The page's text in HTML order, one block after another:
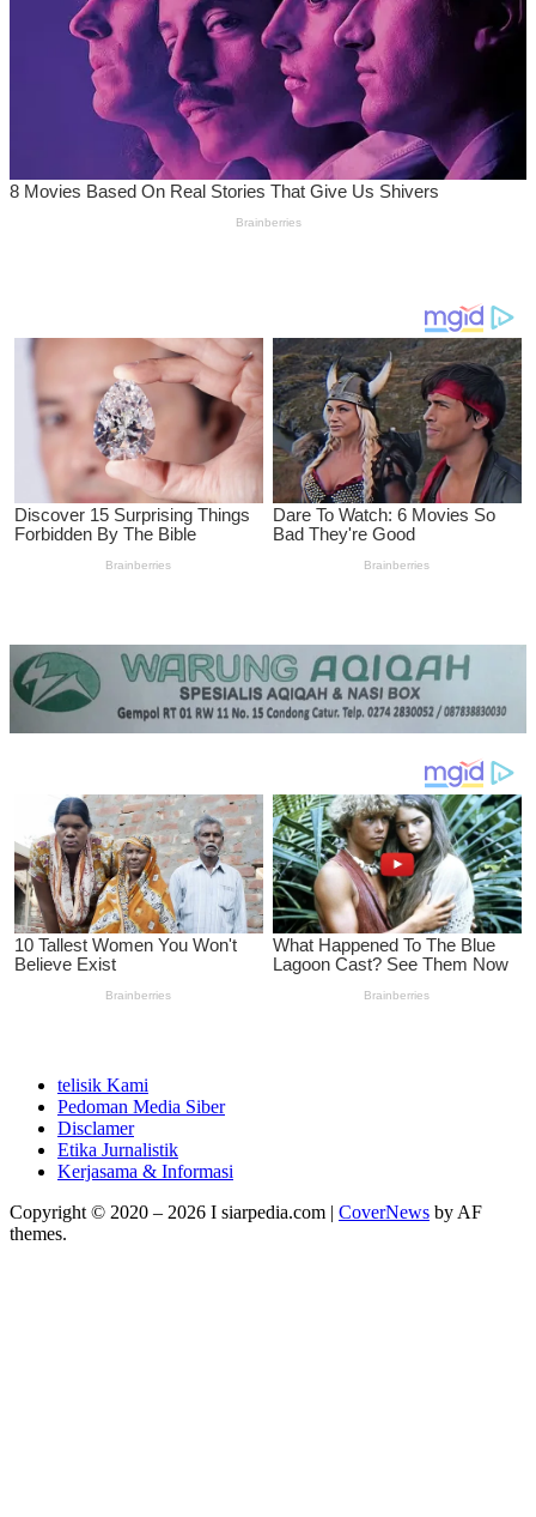
telisik Kami
Pedoman Media Siber
Disclamer
Etika Jurnalistik
Kerjasama & Informasi
Copyright © 2020 – 2026 I siarpedia.com | CoverNews by AF
themes.